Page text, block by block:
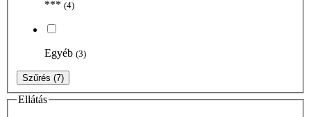
*** (4)
Egyéb (3)
Szűrés (7)
Ellátás